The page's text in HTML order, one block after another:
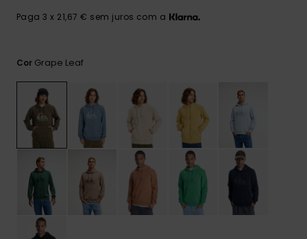
frequentes e o
nosso
Paga 3 x 21,67 € sem juros com a
Cor Grape Leaf